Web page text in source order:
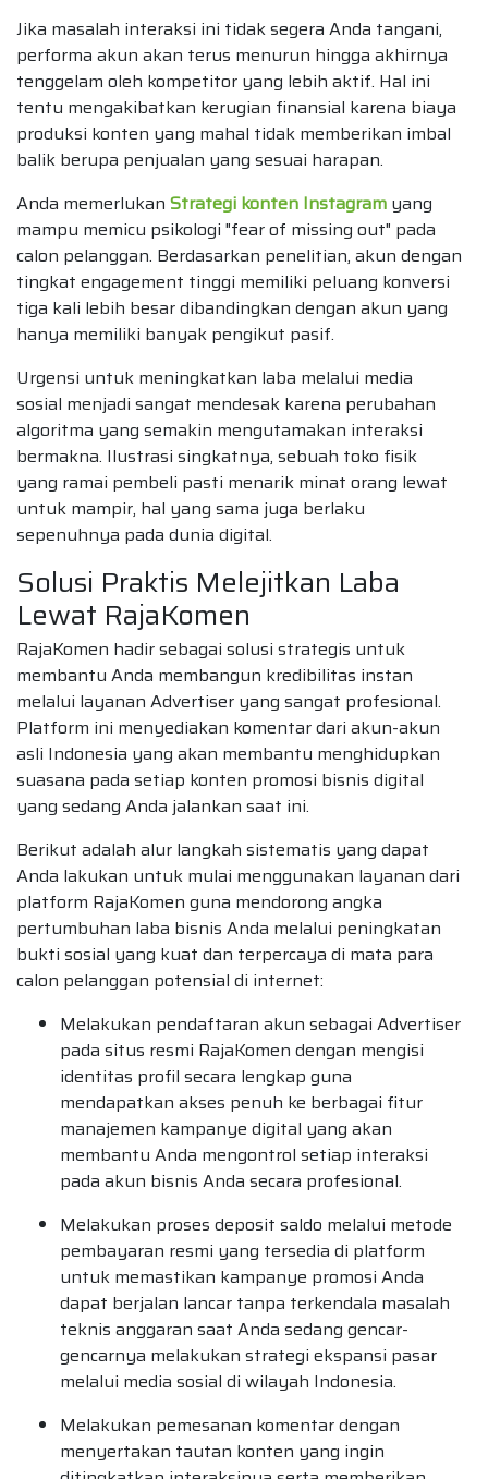
Jika masalah interaksi ini tidak segera Anda tangani,
performa akun akan terus menurun hingga akhirnya
tenggelam oleh kompetitor yang lebih aktif. Hal ini
tentu mengakibatkan kerugian finansial karena biaya
produksi konten yang mahal tidak memberikan imbal
balik berupa penjualan yang sesuai harapan.
Anda memerlukan Strategi konten Instagram yang
mampu memicu psikologi "fear of missing out" pada
calon pelanggan. Berdasarkan penelitian, akun dengan
tingkat engagement tinggi memiliki peluang konversi
tiga kali lebih besar dibandingkan dengan akun yang
hanya memiliki banyak pengikut pasif.
Urgensi untuk meningkatkan laba melalui media
sosial menjadi sangat mendesak karena perubahan
algoritma yang semakin mengutamakan interaksi
bermakna. Ilustrasi singkatnya, sebuah toko fisik
yang ramai pembeli pasti menarik minat orang lewat
untuk mampir, hal yang sama juga berlaku
sepenuhnya pada dunia digital.
Solusi Praktis Melejitkan Laba
Lewat RajaKomen
RajaKomen hadir sebagai solusi strategis untuk
membantu Anda membangun kredibilitas instan
melalui layanan Advertiser yang sangat profesional.
Platform ini menyediakan komentar dari akun-akun
asli Indonesia yang akan membantu menghidupkan
suasana pada setiap konten promosi bisnis digital
yang sedang Anda jalankan saat ini.
Berikut adalah alur langkah sistematis yang dapat
Anda lakukan untuk mulai menggunakan layanan dari
platform RajaKomen guna mendorong angka
pertumbuhan laba bisnis Anda melalui peningkatan
bukti sosial yang kuat dan terpercaya di mata para
calon pelanggan potensial di internet:
Melakukan pendaftaran akun sebagai Advertiser
pada situs resmi RajaKomen dengan mengisi
identitas profil secara lengkap guna
mendapatkan akses penuh ke berbagai fitur
manajemen kampanye digital yang akan
membantu Anda mengontrol setiap interaksi
pada akun bisnis Anda secara profesional.
Melakukan proses deposit saldo melalui metode
pembayaran resmi yang tersedia di platform
untuk memastikan kampanye promosi Anda
dapat berjalan lancar tanpa terkendala masalah
teknis anggaran saat Anda sedang gencar-
gencarnya melakukan strategi ekspansi pasar
melalui media sosial di wilayah Indonesia.
Melakukan pemesanan komentar dengan
menyertakan tautan konten yang ingin